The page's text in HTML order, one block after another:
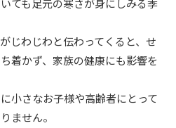
ても足元の寒さが身にしみる季
じわじわと伝わってくると、せ
着かず、家族の健康にも影響を
小さなお子様や高齢者にとって
ません。